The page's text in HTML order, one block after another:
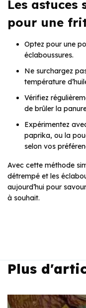
Les astuces
pour une
Optez pour une
éclaboussures.
Ne surchargez
température
Vérifiez
de brûler la
Expérimentez
paprika, ou la
selon vos
Avec cette méthode
détrempé et les
aujourd’hui pour
à souhait.
Plus